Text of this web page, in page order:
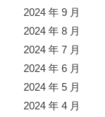
2024 年 9 月
2024 年 8 月
2024 年 7 月
2024 年 6 月
2024 年 5 月
2024 年 4 月